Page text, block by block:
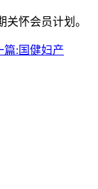
关怀会员计划。
篇: 国健妇产